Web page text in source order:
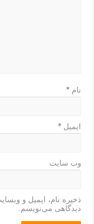
نام*
ایمیل*
وب‌ سایت
ذخیره نام، ایمیل و
دیدگاهی می‌نویسم.